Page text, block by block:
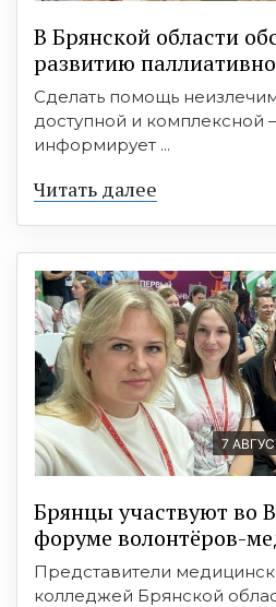
В Брянской области
развитию
Сделать помощь
доступной и комплексной
информирует ...
Читать далее
7
Брянцы участвуют во
форуме волонтёров-
Представители
колледжей Брянской